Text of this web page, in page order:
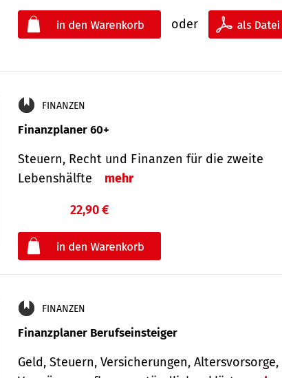
oder
FINANZEN
Finanzplaner 60+
Steuern, Recht und Finanzen für die zweite
Lebenshälfte
mehr
22,90 €
FINANZEN
Finanzplaner Berufseinsteiger
Geld, Steuern, Versicherungen, Altersvorsorge,